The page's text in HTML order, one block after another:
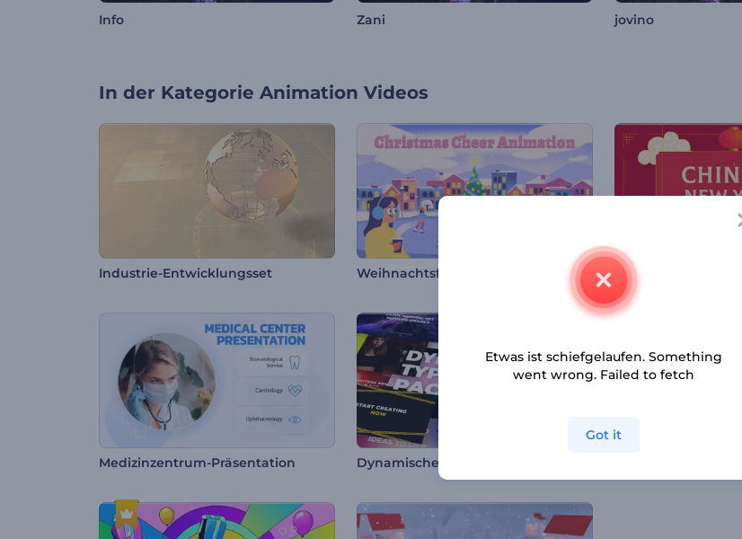
Info Zani jovino
In der Kategorie Animation Videos
Industrie-Entwicklungsset
Medizinzentrum-Präsentation Dynamisches Typografie-Paket
Etwas ist schiefgelaufen. Something
went wrong. Failed to fetch
Got it